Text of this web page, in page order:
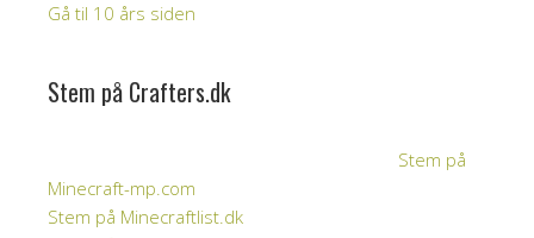
Gå til 10 års siden
Stem på Crafters.dk
Stem på
Minecraft-mp.com
Stem på Minecraftlist.dk